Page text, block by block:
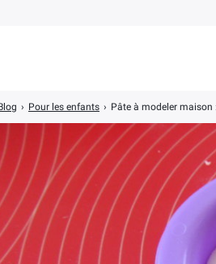
› Pour les enfants › Pâte à modeler maison